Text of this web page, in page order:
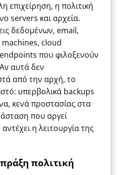
επιχείρηση, η πολιτική
servers και αρχεία.
δεδομένων, email,
cloud
που φιλοξενούν
αυτά δεν
από την αρχή, το
υπερβολικά backups
κενά προστασίας στα
που αργεί
η λειτουργία της
πολιτική